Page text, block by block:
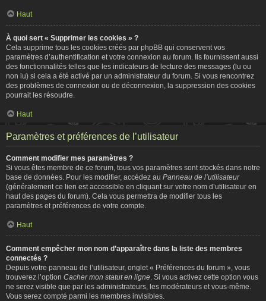
Haut
À quoi sert « Supprimer les cookies » ?
Cela supprime tous les cookies créés par phpBB qui conservent vos
paramètres d’authentification et votre connexion au forum. Ils fournissent aussi
des fonctionnalités telles que les indicateurs de lecture des messages (lu ou
non lu) si cela a été activé par un administrateur du forum. Si vous rencontrez
des problèmes de connexion ou de déconnexion, la suppression des cookies
pourrait les résoudre.
Haut
Paramètres et préférences de l’utilisateur
Comment modifier mes paramètres ?
Si vous êtes membre de ce forum, tous vos paramètres sont stockés dans notre
base de données. Pour les modifier, accédez au Panneau de l’utilisateur
(généralement ce lien est accessible en cliquant sur votre nom d’utilisateur en
haut des pages du forum). Cela vous permettra de modifier tous les
paramètres et préférences de votre compte.
Haut
Comment empêcher mon nom d’apparaître dans la liste des membres
connectés ?
Depuis votre panneau de l’utilisateur, onglet « Préférences du forum », vous
trouverez l’option Cacher mon statut en ligne . Si vous activez cette option vous
ne serez visible que par les administrateurs, les modérateurs et vous-même.
Vous serez compté parmi les membres invisibles.